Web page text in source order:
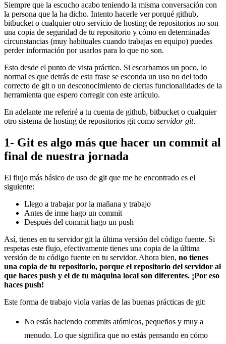
Siempre que la escucho acabo teniendo la misma conversación con
la persona que la ha dicho. Intento hacerle ver porqué github,
bitbucket o cualquier otro servicio de hosting de repositorios no son
una copia de seguridad de tu repositorio y cómo en determinadas
circunstancias (muy habituales cuando trabajas en equipo) puedes
perder información por usarlos para lo que no son.
Esto desde el punto de vista práctico. Si escarbamos un poco, lo
normal es que detrás de esta frase se esconda un uso no del todo
correcto de git o un desconocimiento de ciertas funcionalidades de la
herramienta que espero corregir con este artículo.
En adelante me referiré a tu cuenta de github, bitbucket o cualquier
otro sistema de hosting de repositorios git como servidor git.
1- Git es algo más que hacer un commit al
final de nuestra jornada
El flujo más básico de uso de git que me he encontrado es el
siguiente:
Llego a trabajar por la mañana y trabajo
Antes de irme hago un commit
Después del commit hago un push
Así, tienes en tu servidor git la última versión del código fuente. Si
respetas este flujo, efectivamente tienes una copia de la última
versión de tu código fuente en tu servidor. Ahora bien, no tienes
una copia de tu repositorio, porque el repositorio del servidor al
que haces push y el de tu máquina local son diferentes. ¡Por eso
haces push!
Este forma de trabajo viola varias de las buenas prácticas de git:
No estás haciendo commits atómicos, pequeños y muy a
menudo. Lo que significa que no estás pensando en cómo